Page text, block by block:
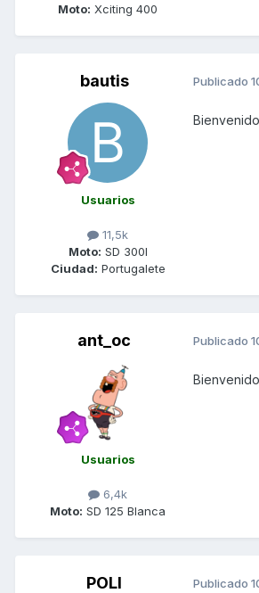
Moto: Xciting 400
bautis
Usuarios
11,5k
Moto: SD 300I
Ciudad: Portugalete
Publicado
ant_oc
Usuarios
6,4k
Moto: SD 125 Blanca
Publicado
POLI Publicado